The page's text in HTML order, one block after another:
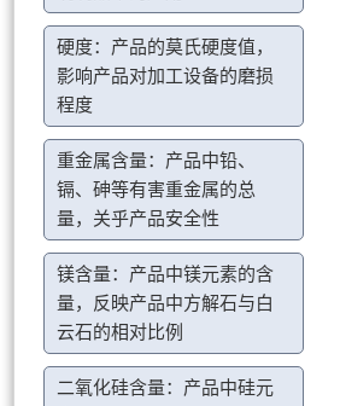
硬度：产品的莫氏硬度值，
影响产品对加工设备的磨损
程度
重金属含量：产品中铅、
镉、砷等有害重金属的总
量，关乎产品安全性
镁含量：产品中镁元素的含
量，反映产品中方解石与白
云石的相对比例
二氧化硅含量：产品中硅元